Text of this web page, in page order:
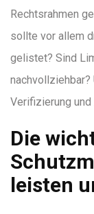
Rechtsrahmen
sollte vor allem
gelistet? Sind
Verifizierung und
Die
leisten